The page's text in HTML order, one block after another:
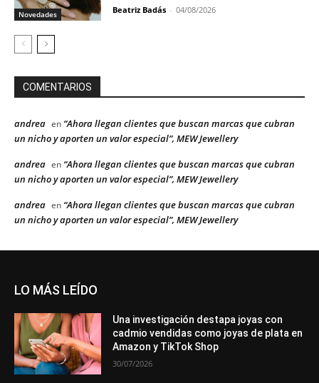
Novedades Beatriz Badás - 04/08/2026
COMENTARIOS
andrea en “Ahora llegan clientes que buscan marcas que cubran
un nicho y aporten un valor especial”, MEW Jewellery
andrea en “Ahora llegan clientes que buscan marcas que cubran
un nicho y aporten un valor especial”, MEW Jewellery
andrea en “Ahora llegan clientes que buscan marcas que cubran
un nicho y aporten un valor especial”, MEW Jewellery
LO MÁS LEÍDO
Una investigación destapa joyas con
cadmio vendidas como joyas de plata en
Amazon y TikTok Shop
30/07/2026